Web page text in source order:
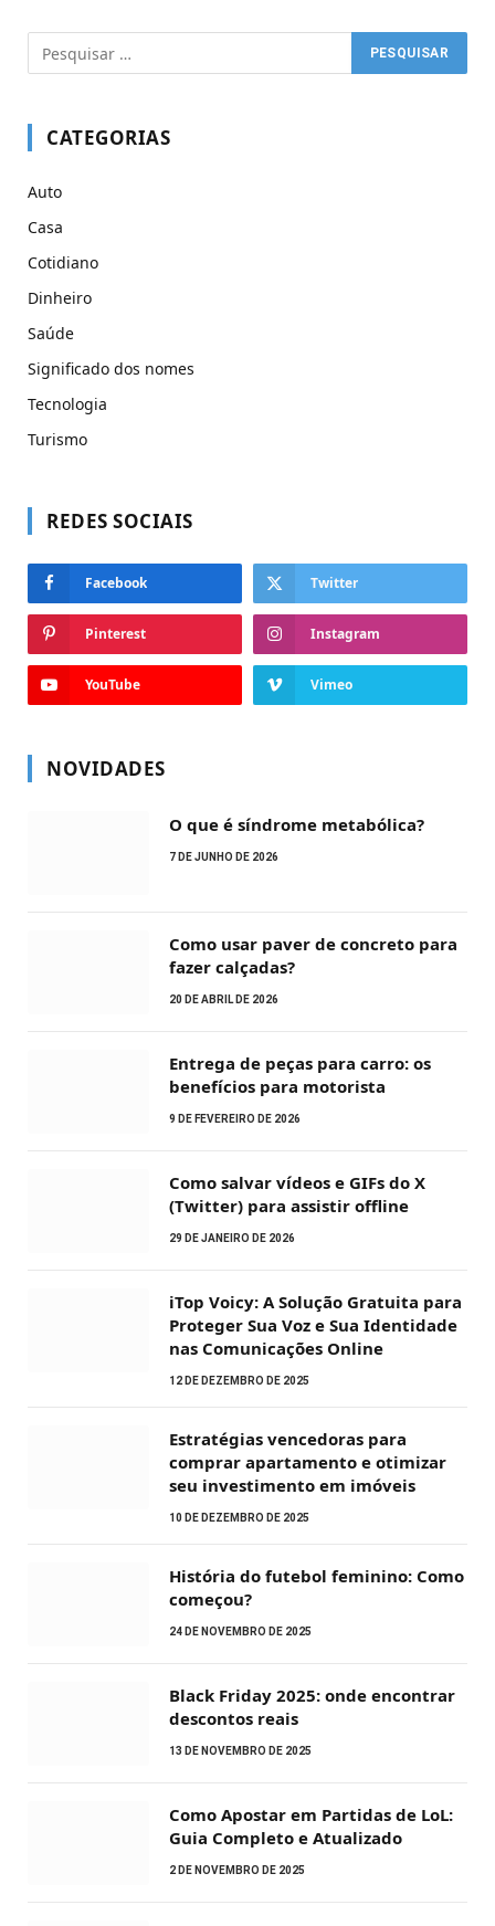
CATEGORIAS
Auto
Casa
Cotidiano
Dinheiro
Saúde
Significado dos nomes
Tecnologia
Turismo
REDES SOCIAIS
Facebook Twitter
Pinterest Instagram
YouTube Vimeo
NOVIDADES
O que é síndrome metabólica?
7 DE JUNHO DE 2026
Como usar paver de concreto para
fazer calçadas?
20 DE ABRIL DE 2026
Entrega de peças para carro: os
benefícios para motorista
9 DE FEVEREIRO DE 2026
Como salvar vídeos e GIFs do X
(Twitter) para assistir offline
29 DE JANEIRO DE 2026
iTop Voicy: A Solução Gratuita para
Proteger Sua Voz e Sua Identidade
nas Comunicações Online
12 DE DEZEMBRO DE 2025
Estratégias vencedoras para
comprar apartamento e otimizar
seu investimento em imóveis
10 DE DEZEMBRO DE 2025
História do futebol feminino: Como
começou?
24 DE NOVEMBRO DE 2025
Black Friday 2025: onde encontrar
descontos reais
13 DE NOVEMBRO DE 2025
Como Apostar em Partidas de LoL:
Guia Completo e Atualizado
2 DE NOVEMBRO DE 2025